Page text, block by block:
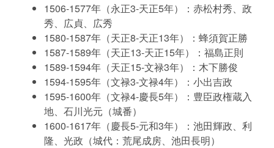
1506-1577年（永正3-天正5年）：赤松村秀、政
秀、広貞、広秀
1580-1587年（天正8-天正13年）：蜂須賀正勝
1587-1589年（天正13-天正15年）：福島正則
1589-1594年（天正15-文禄3年）：木下勝俊
1594-1595年（文禄3-文禄4年）：小出吉政
1595-1600年（文禄4-慶長5年）：豊臣政権蔵入
地、石川光元（城番）
1600-1617年（慶長5-元和3年）：池田輝政、利
隆、光政（城代：荒尾成房、池田長明）